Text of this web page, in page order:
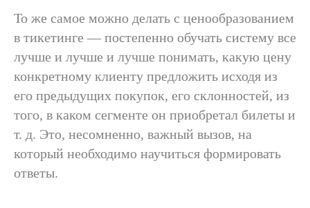
То же самое можно делать с ценообразованием
в тикетинге — постепенно обучать систему все
лучше и лучше и лучше понимать, какую цену
конкретному клиенту предложить исходя из
его предыдущих покупок, его склонностей, из
того, в каком сегменте он приобретал билеты и
т. д. Это, несомненно, важный вызов, на
который необходимо научиться формировать
ответы.